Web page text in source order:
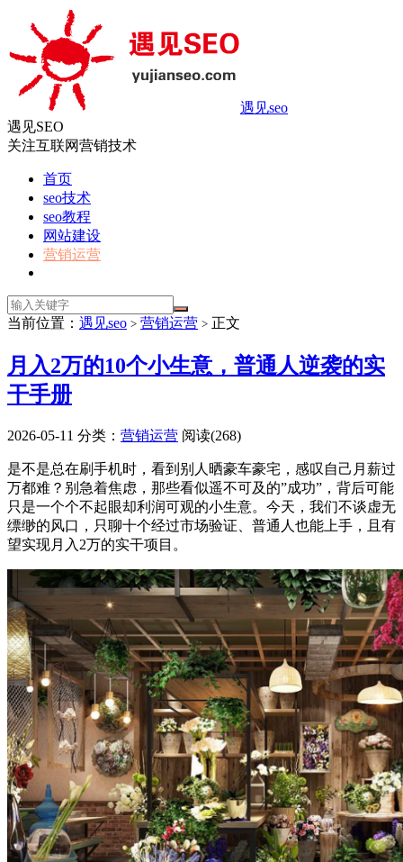
遇见seo
遇见SEO
关注互联网营销技术
首页
seo技术
seo教程
网站建设
营销运营
当前位置： 遇见seo > 营销运营 > 正文
月入2万的10个小生意，普通人逆袭的实
干手册
2026-05-11 分类： 营销运营 阅读(268)
是不是总在刷手机时，看到别人晒豪车豪宅，感叹自己月薪过
万都难？别急着焦虑，那些看似遥不可及的”成功”，背后可能
只是一个个不起眼却利润可观的小生意。今天，我们不谈虚无
缥缈的风口，只聊十个经过市场验证、普通人也能上手，且有
望实现月入2万的实干项目。